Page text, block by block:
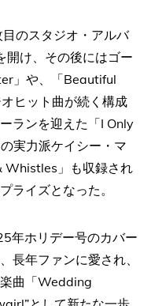
のスタジオ・アルバ
開け、その後にはゴー
」や、「Beautiful
ヒット曲が続く構成
ランを迎えた「I Only
実力派ケイシー・マ
Whistles」も収録され
ライズとなった。
年ホリデー号のカバー
長年ファンに愛され、
曲「Wedding